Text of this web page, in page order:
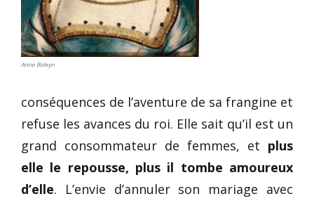
Anne Boleyn
conséquences de l’aventure de sa frangine et
refuse les avances du roi. Elle sait qu’il est un
grand consommateur de femmes, et plus
elle le repousse, plus il tombe amoureux
d’elle. L’envie d’annuler son mariage avec